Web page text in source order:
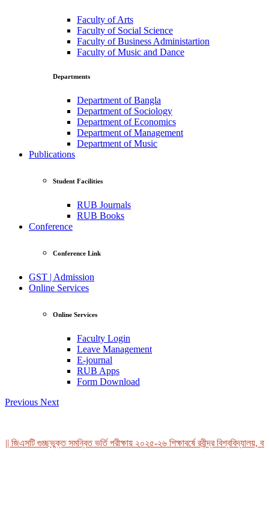
Faculty of Arts
Faculty of Social Science
Faculty of Business Administartion
Faculty of Music and Dance
Departments
Department of Bangla
Department of Sociology
Department of Economics
Department of Management
Department of Music
Publications
Student Facilities
RUB Journals
RUB Books
Conference
Conference Link
GST | Admission
Online Services
Online Services
Faculty Login
Leave Management
E-journal
RUB Apps
Form Download
Previous Next
গুচ্ছভুক্ত সমন্বিত ভর্তি পরীক্ষায় ২০২৫-২৬ শিক্ষাবর্ষে রবীন্দ্র বিশ্ববিদ্যালয়,